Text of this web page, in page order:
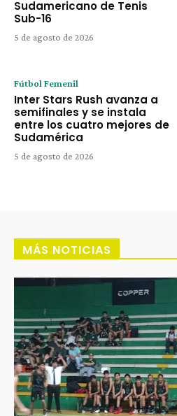
Sudamericano de Tenis
Sub-16
5 de agosto de 2026
Fútbol Femenil
Inter Stars Rush avanza a
semifinales y se instala
entre los cuatro mejores de
Sudamérica
5 de agosto de 2026
MÁS NOTICIAS